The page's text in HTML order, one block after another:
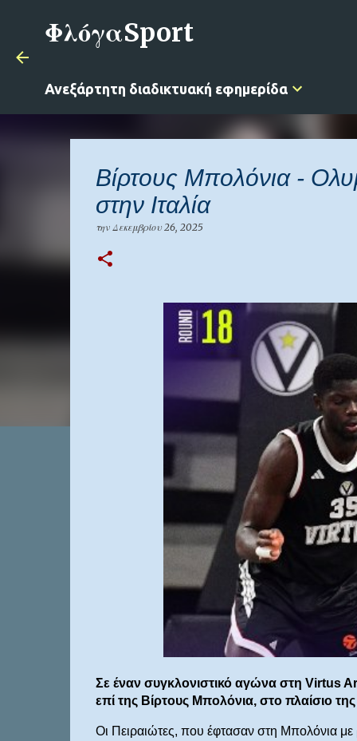
ΦλόγαSport
Ανεξάρτητη διαδικτυακή εφημερίδα
Βίρτους Μπολόνια -
στην Ιταλία
την Δεκεμβρίου 26, 2025
Σε έναν συγκλονιστικό αγώνα στη Virtus
επί της Βίρτους Μπολόνια, στο πλαίσιο
Οι Πειραιώτες, που έφτασαν στη Μπολόνια με